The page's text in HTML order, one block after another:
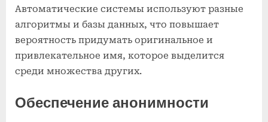
Автоматические системы используют разные
алгоритмы и базы данных, что повышает
вероятность придумать оригинальное и
привлекательное имя, которое выделится
среди множества других.
Обеспечение анонимности